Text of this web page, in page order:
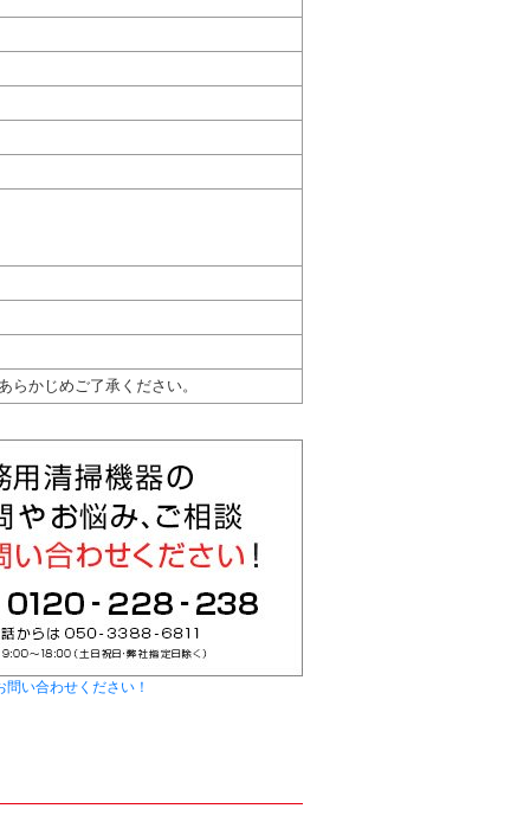
かじめご了承ください。
い合わせください！